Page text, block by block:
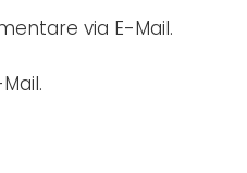
via E-Mail.